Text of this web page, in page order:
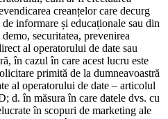
creanțelor care decurg
informare și educaționale sau din
securitatea, prevenirea
al operatorului de date sau
în cazul în care acest lucru este
primită de la dumneavoastră
al operatorului de date – articolul
d. în măsura în care datele dvs. cu
în scopuri de marketing ale